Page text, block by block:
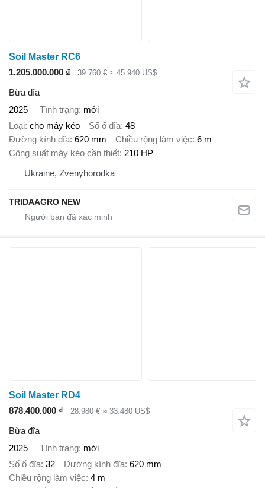
Soil Master RC6
1.205.000.000 ₫
39.760 € ≈ 45.940 US$
Bừa đĩa
2025
Tình trạng mới
Loại cho máy kéo Số ổ đĩa 48
Đường kính đĩa 620 mm Chiều rộng làm việc 6 m
Công suất máy kéo cần thiết 210 HP
Ukraine, Zvenyhorodka
TRIDAAGRO NEW
Soil Master RD4
878.400.000 ₫
28.980 € ≈ 33.480 US$
Bừa đĩa
2025
Tình trạng mới
Số ổ đĩa 32 Đường kính đĩa 620 mm
Chiều rộng làm việc 4 m